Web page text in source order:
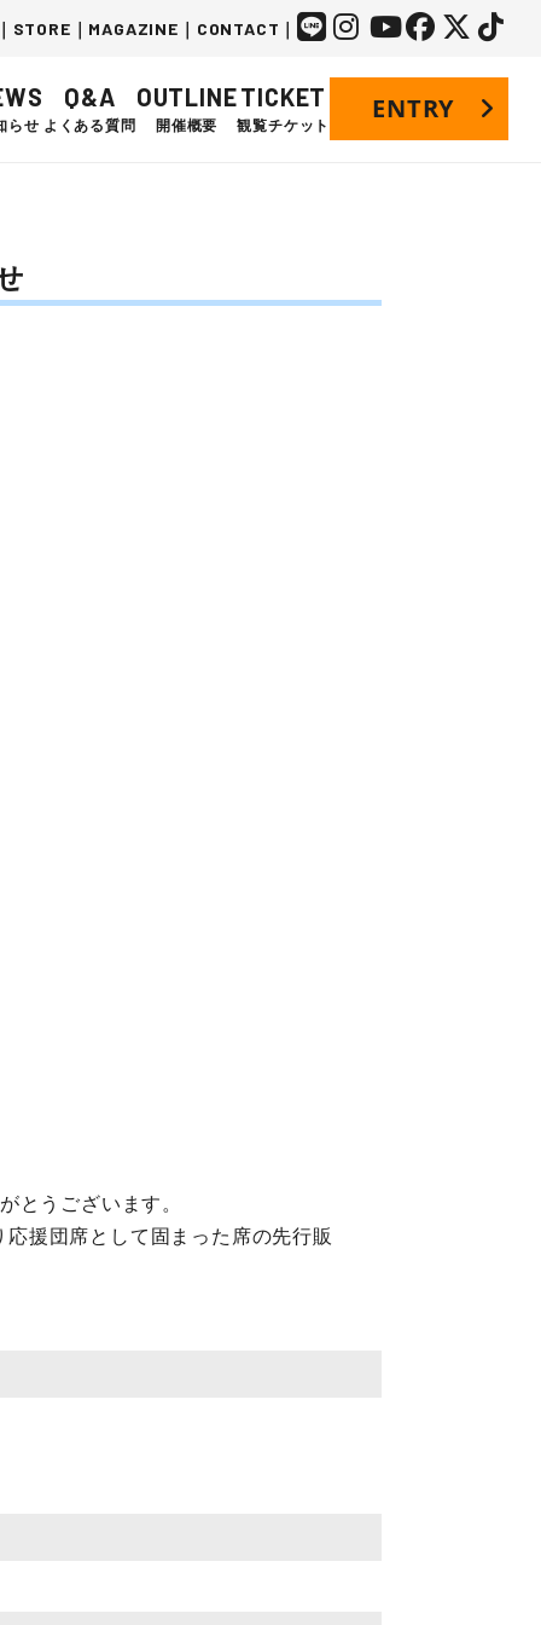
｜ STORE ｜ MAGAZINE ｜ CONTACT ｜
らせ
Q&A
よくある質問
OUTLINE
開催概要
TICKET
観覧チケット
ENTRY
とうございます。
援団席として固まった席の先行販